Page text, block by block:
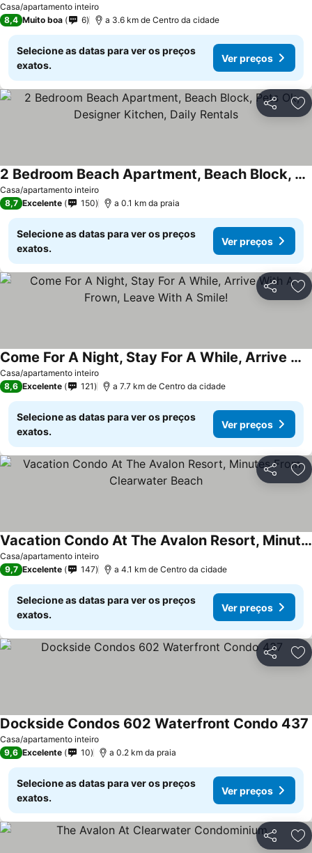
Casa/apartamento inteiro
Ver preços
8,4 Muito boa 6 a 3.6 km de Centro da cidade
Selecione as datas para ver os preços
exatos.
Ver preços
Partilhar
Casa/apartamento inteiro
2 Bedroom Beach Apartment, Beach Block, Pets Ok, Designer Kitchen, Daily Rentals
Ver preços
8,7 Excelente 150 a 0.1 km da praia
Selecione as datas para ver os preços
exatos.
Ver preços
Partilhar
Casa/apartamento inteiro
Come For A Night, Stay For A While, Arrive With A Frown, Leave With A Smile!
Ver preços
8,6 Excelente 121 a 7.7 km de Centro da cidade
Selecione as datas para ver os preços
exatos.
Ver preços
Partilhar
Casa/apartamento inteiro
Vacation Condo At The Avalon Resort, Minutes From Clearwater Beach
Ver preços
9,7 Excelente 147 a 4.1 km de Centro da cidade
Selecione as datas para ver os preços
exatos.
Ver preços
Partilhar
Casa/apartamento inteiro
Dockside Condos 602 Waterfront Condo 437
9,6 Excelente 10 a 0.2 km da praia
Selecione as datas para ver os preços
exatos.
Ver preços
Partilhar